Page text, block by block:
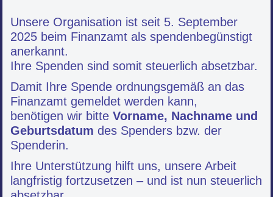
Unsere Organisation ist seit 5. September
2025 beim Finanzamt als spendenbegünstigt
anerkannt.
Ihre Spenden sind somit steuerlich absetzbar.
Damit Ihre Spende ordnungsgemäß an das
Finanzamt gemeldet werden kann,
benötigen wir bitteVorname, Nachname und
Geburtsdatum des Spenders bzw. der
Spenderin.
Ihre Unterstützung hilft uns, unsere Arbeit
langfristig fortzusetzen – und ist nun steuerlich